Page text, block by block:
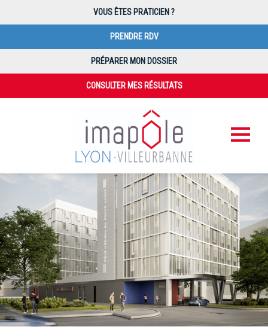
VOUS ÊTES PRATICIEN ?
PRENDRE RDV
PRÉPARER MON DOSSIER
CONSULTER MES RÉSULTATS
PAIEMENT EN LIGNE